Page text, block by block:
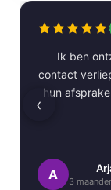
Ik ben
contact
hun
uitgevoerd.
netjes
A 3
‹